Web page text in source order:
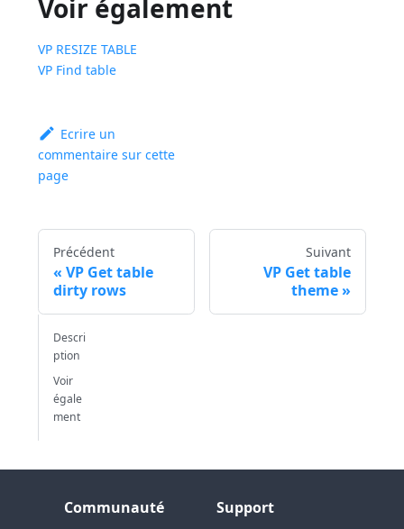
Voir également
VP RESIZE TABLE
VP Find table
Ecrire un
commentaire sur cette
page
Précédent
VP Get table
dirty rows
Suivant
VP Get table
theme
Descri
ption
Voir
égale
ment
Communauté Support